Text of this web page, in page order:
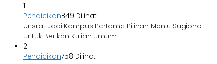
1
Pendidikan849 Dilihat
Unsrat Jadi Kampus Pertama Pilihan Menlu Sugiono
untuk Berikan Kuliah Umum
2
Pendidikan758 Dilihat